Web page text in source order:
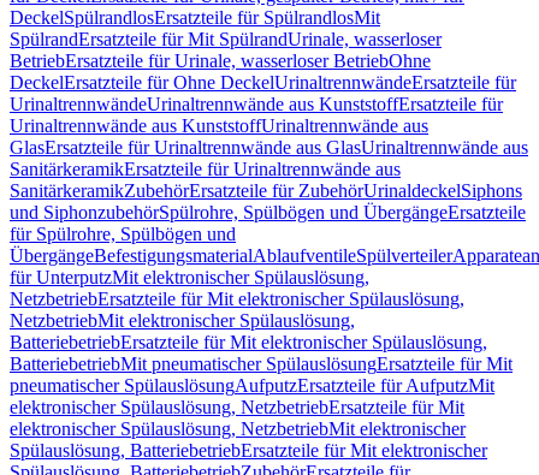
DeckelSpülrandlosErsatzteile für SpülrandlosMit
SpülrandErsatzteile für Mit SpülrandUrinale, wasserloser
BetriebErsatzteile für Urinale, wasserloser BetriebOhne
DeckelErsatzteile für Ohne DeckelUrinaltrennwändeErsatzteile für
UrinaltrennwändeUrinaltrennwände aus KunststoffErsatzteile für
Urinaltrennwände aus KunststoffUrinaltrennwände aus
GlasErsatzteile für Urinaltrennwände aus GlasUrinaltrennwände aus
SanitärkeramikErsatzteile für Urinaltrennwände aus
SanitärkeramikZubehörErsatzteile für ZubehörUrinaldeckelSiphons
und SiphonzubehörSpülrohre, Spülbögen und ÜbergängeErsatzteile
für Spülrohre, Spülbögen und
ÜbergängeBefestigungsmaterialAblaufventileSpülverteiler
für UnterputzMit elektronischer Spülauslösung,
NetzbetriebErsatzteile für Mit elektronischer Spülauslösung,
NetzbetriebMit elektronischer Spülauslösung,
BatteriebetriebErsatzteile für Mit elektronischer Spülauslösung,
BatteriebetriebMit pneumatischer SpülauslösungErsatzteile für Mit
pneumatischer SpülauslösungAufputzErsatzteile für AufputzMit
elektronischer Spülauslösung, NetzbetriebErsatzteile für Mit
elektronischer Spülauslösung, NetzbetriebMit elektronischer
Spülauslösung, BatteriebetriebErsatzteile für Mit elektronischer